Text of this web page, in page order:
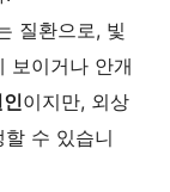
질환으로, 빛
보이거나 안개
이지만, 외상
수 있습니